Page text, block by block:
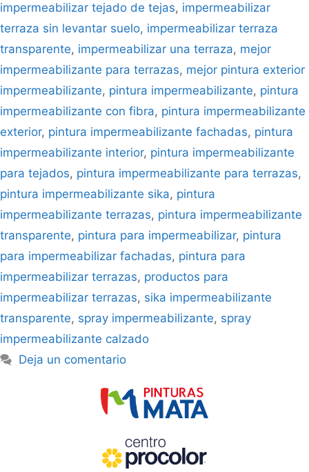
impermeabilizar tejado de tejas, impermeabilizar
terraza sin levantar suelo, impermeabilizar terraza
transparente, impermeabilizar una terraza, mejor
impermeabilizante para terrazas, mejor pintura exterior
impermeabilizante, pintura impermeabilizante, pintura
impermeabilizante con fibra, pintura impermeabilizante
exterior, pintura impermeabilizante fachadas, pintura
impermeabilizante interior, pintura impermeabilizante
para tejados, pintura impermeabilizante para terrazas,
pintura impermeabilizante sika, pintura
impermeabilizante terrazas, pintura impermeabilizante
transparente, pintura para impermeabilizar, pintura
para impermeabilizar fachadas, pintura para
impermeabilizar terrazas, productos para
impermeabilizar terrazas, sika impermeabilizante
transparente, spray impermeabilizante, spray
impermeabilizante calzado
Deja un comentario